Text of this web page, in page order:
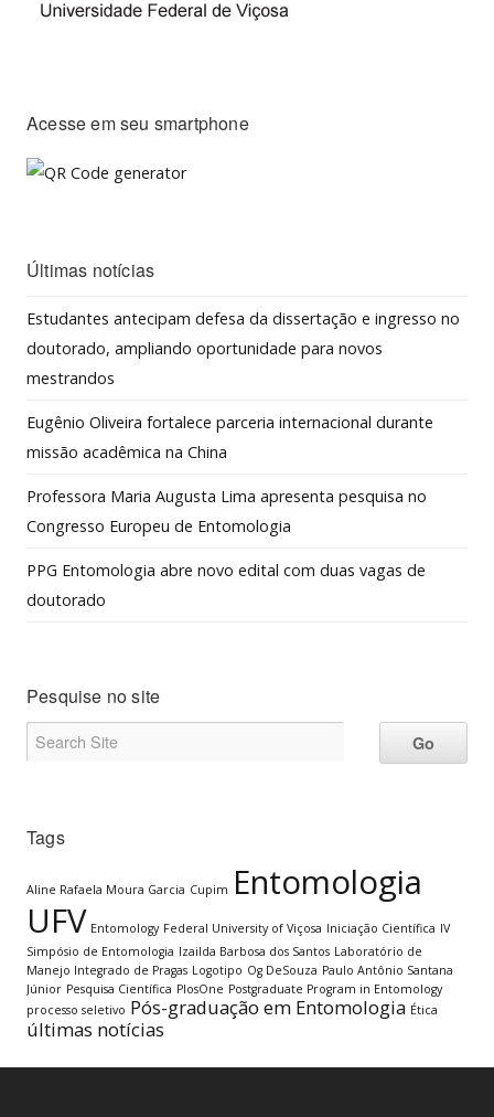
Acesse em seu smartphone
Últimas notícias
Estudantes antecipam defesa da dissertação e ingresso no
doutorado, ampliando oportunidade para novos
mestrandos
Eugênio Oliveira fortalece parceria internacional durante
missão acadêmica na China
Professora Maria Augusta Lima apresenta pesquisa no
Congresso Europeu de Entomologia
PPG Entomologia abre novo edital com duas vagas de
doutorado
Pesquise no site
Tags
Aline Rafaela Moura Garcia Cupim Entomologia
UFV Entomology Federal University of Viçosa Iniciação Científica IV
Simpósio de Entomologia Izailda Barbosa dos Santos Laboratório de
Manejo Integrado de Pragas Logotipo Og DeSouza Paulo Antônio Santana
Júnior Pesquisa Científica PlosOne Postgraduate Program in Entomology
processo seletivo Pós-graduação em Entomologia Ética
últimas notícias